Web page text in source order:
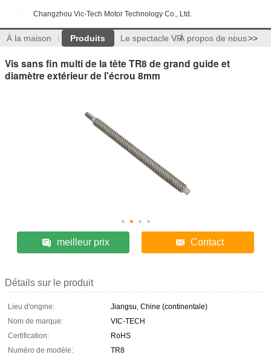
Changzhou Vic-Tech Motor Technology Co., Ltd.
À la maison Produits Le spectacle VRÀ propos de nous>>
Vis sans fin multi de la tête TR8 de grand guide et
diamètre extérieur de l'écrou 8mm
meilleur prix Contact
Détails sur le produit
Lieu d'origine:
Jiangsu, Chine (continentale)
Nom de marque:
VIC-TECH
Certification:
RoHS
Numéro de modèle:
TR8